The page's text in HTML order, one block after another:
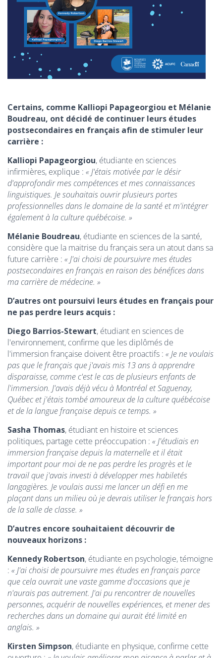
Certains, comme Kalliopi Papageorgiou et Mélanie
Boudreau, ont décidé de continuer leurs études
postsecondaires en français afin de stimuler leur
carrière :
Kalliopi Papageorgiou, étudiante en sciences
infirmières, explique : « J'étais motivée par le désir
d'approfondir mes compétences et mes connaissances
linguistiques. Je souhaitais ouvrir plusieurs portes
professionnelles dans le domaine de la santé et m'intégrer
également à la culture québécoise. »
Mélanie Boudreau, étudiante en sciences de la santé,
considère que la maitrise du français sera un atout dans sa
future carrière : « J'ai choisi de poursuivre mes études
postsecondaires en français en raison des bénéfices dans
ma carrière de médecine. »
D’autres ont poursuivi leurs études en français pour
ne pas perdre leurs acquis :
Diego Barrios-Stewart, étudiant en sciences de
l'environnement, confirme que les diplômés de
l'immersion française doivent être proactifs : « Je ne voulais
pas que le français que j'avais mis 13 ans à apprendre
disparaisse, comme c'est le cas de plusieurs enfants de
l'immersion. J'avais déjà vécu à Montréal et Saguenay,
Québec et j'étais tombé amoureux de la culture québécoise
et de la langue française depuis ce temps. »
Sasha Thomas, étudiant en histoire et sciences
politiques, partage cette préoccupation : « J'étudiais en
immersion française depuis la maternelle et il était
important pour moi de ne pas perdre les progrès et le
travail que j'avais investi à développer mes habiletés
langagières. Je voulais aussi me lancer un défi en me
plaçant dans un milieu où je devrais utiliser le français hors
de la salle de classe. »
D’autres encore souhaitaient découvrir de
nouveaux horizons :
Kennedy Robertson, étudiante en psychologie, témoigne
: « J'ai choisi de poursuivre mes études en français parce
que cela ouvrait une vaste gamme d'occasions que je
n'aurais pas autrement. J'ai pu rencontrer de nouvelles
personnes, acquérir de nouvelles expériences, et mener des
recherches dans un domaine qui aurait été limité en
anglais. »
Kirsten Simpson, étudiante en physique, confirme cette